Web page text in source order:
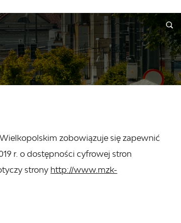
WNIOSKI I REKLAMACJE KONTAKT
zobowiązuje się zapewnić
r. o dostępności cyfrowej stron
strony http://www.mzk-